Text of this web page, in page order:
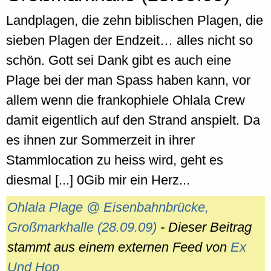
Landplagen, die zehn biblischen Plagen, die
sieben Plagen der Endzeit… alles nicht so
schön. Gott sei Dank gibt es auch eine
Plage bei der man Spass haben kann, vor
allem wenn die frankophiele Ohlala Crew
damit eigentlich auf den Strand anspielt. Da
es ihnen zur Sommerzeit in ihrer
Stammlocation zu heiss wird, geht es
diesmal [...] 0Gib mir ein Herz...
Ohlala Plage @ Eisenbahnbrücke,
Großmarkhalle (28.09.09) - Dieser Beitrag
stammt aus einem externen Feed von Ex
Und Hop